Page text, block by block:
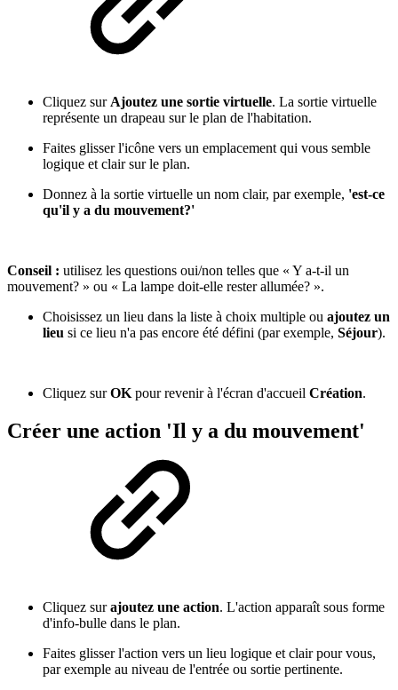
Cliquez sur Ajoutez une sortie virtuelle. La sortie virtuelle
représente un drapeau sur le plan de l'habitation.
Faites glisser l'icône vers un emplacement qui vous semble
logique et clair sur le plan.
Donnez à la sortie virtuelle un nom clair, par exemple, 'est-ce
qu'il y a du mouvement?'
Conseil : utilisez les questions oui/non telles que « Y a-t-il un
mouvement? » ou « La lampe doit-elle rester allumée? ».
Choisissez un lieu dans la liste à choix multiple ou ajoutez un
lieu si ce lieu n'a pas encore été défini (par exemple, Séjour).
Cliquez surOK pour revenir à l'écran d'accueil Création.
Créer une action 'Il y a du mouvement'
Cliquez surajoutez une action. L'action apparaît sous forme
d'info-bulle dans le plan.
Faites glisser l'action vers un lieu logique et clair pour vous,
par exemple au niveau de l'entrée ou sortie pertinente.